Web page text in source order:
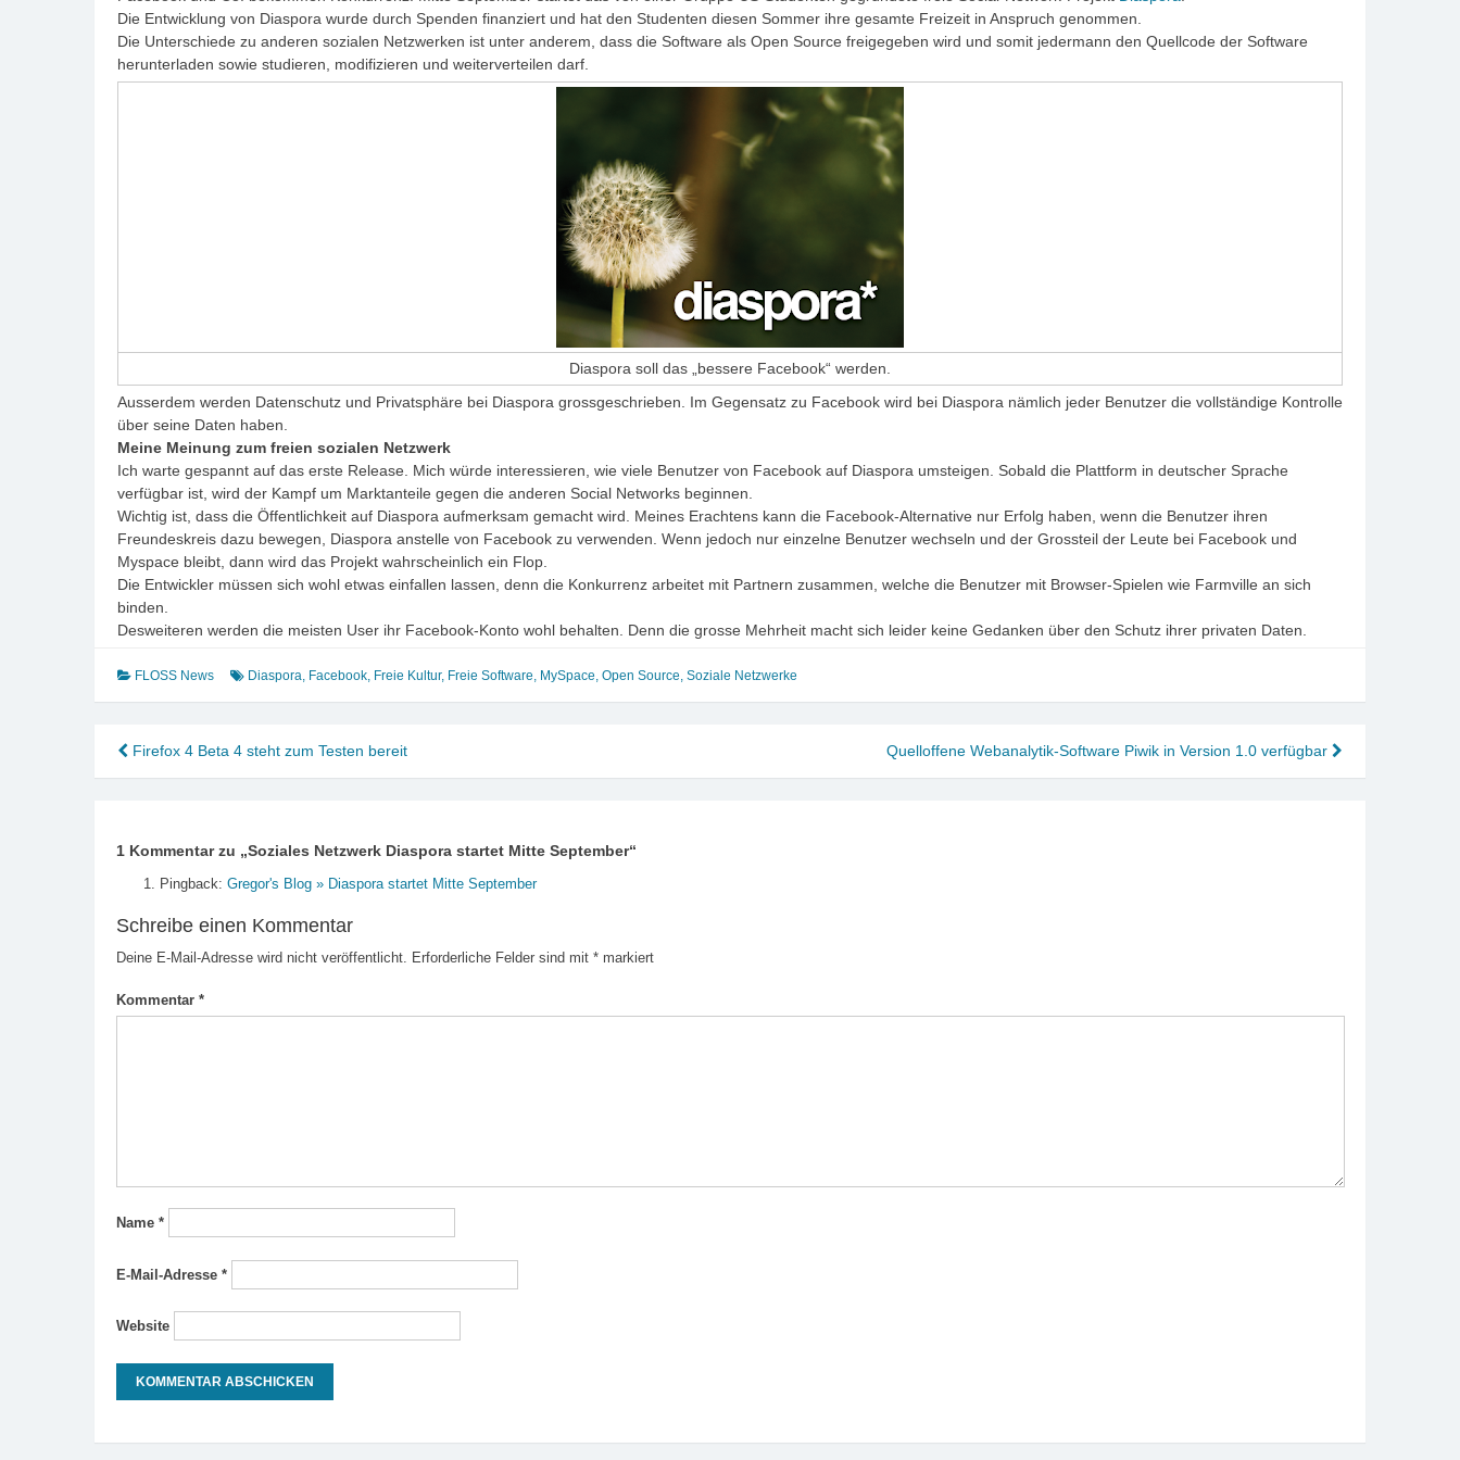
Die Entwicklung von Diaspora wurde durch Spenden finanziert und hat den Studenten diesen Sommer ihre gesamte Freizeit in Anspruch genommen.
Die Unterschiede zu anderen sozialen Netzwerken ist unter anderem, dass die Software als Open Source freigegeben wird und somit jedermann den Quellcode der Software
herunterladen sowie studieren, modifizieren und weiterverteilen darf.
Diaspora soll das „bessere Facebook“ werden.
Ausserdem werden Datenschutz und Privatsphäre bei Diaspora grossgeschrieben. Im Gegensatz zu Facebook wird bei Diaspora nämlich jeder Benutzer die vollständige Kontrolle
über seine Daten haben.
Meine Meinung zum freien sozialen Netzwerk
Ich warte gespannt auf das erste Release. Mich würde interessieren, wie viele Benutzer von Facebook auf Diaspora umsteigen. Sobald die Plattform in deutscher Sprache
verfügbar ist, wird der Kampf um Marktanteile gegen die anderen Social Networks beginnen.
Wichtig ist, dass die Öffentlichkeit auf Diaspora aufmerksam gemacht wird. Meines Erachtens kann die Facebook-Alternative nur Erfolg haben, wenn die Benutzer ihren
Freundeskreis dazu bewegen, Diaspora anstelle von Facebook zu verwenden. Wenn jedoch nur einzelne Benutzer wechseln und der Grossteil der Leute bei Facebook und
Myspace bleibt, dann wird das Projekt wahrscheinlich ein Flop.
Die Entwickler müssen sich wohl etwas einfallen lassen, denn die Konkurrenz arbeitet mit Partnern zusammen, welche die Benutzer mit Browser-Spielen wie Farmville an sich
binden.
Desweiteren werden die meisten User ihr Facebook-Konto wohl behalten. Denn die grosse Mehrheit macht sich leider keine Gedanken über den Schutz ihrer privaten Daten.
FLOSS News Diaspora, Facebook, Freie Kultur, Freie Software, MySpace, Open Source, Soziale Netzwerke
Beitragsnavigation
Firefox 4 Beta 4 steht zum Testen bereit Quelloffene Webanalytik-Software Piwik in Version 1.0 verfügbar
1 Kommentar zu „Soziales Netzwerk Diaspora startet Mitte September“
Pingback: Gregor's Blog » Diaspora startet Mitte September
Schreibe einen Kommentar
Deine E-Mail-Adresse wird nicht veröffentlicht. Erforderliche Felder sind mit *markiert
Kommentar *
Name *
E-Mail-Adresse *
Website